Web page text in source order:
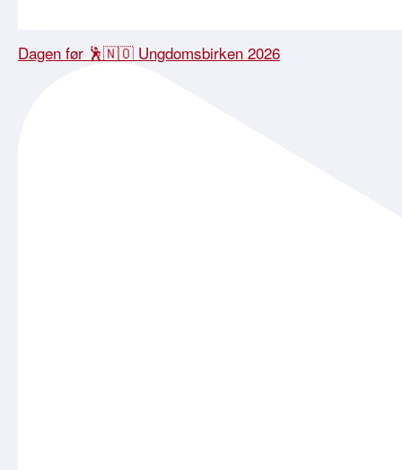
Dagen før 🕺🇳🇴 Ungdomsbirken 2026